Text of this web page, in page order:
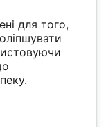
для того,